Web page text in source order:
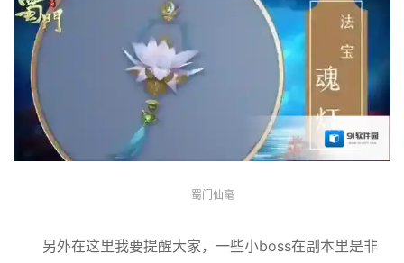
蜀门仙毫
另外在这里我要提醒大家，一些小boss在副本里是非